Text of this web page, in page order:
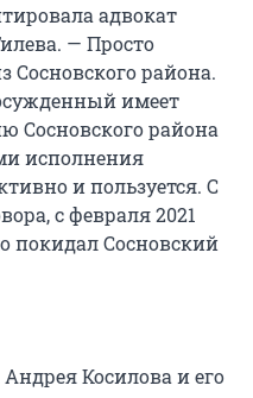
адвокат
— Просто
Сосновского района.
имеет
Сосновского района
исполнения
и пользуется. С
с февраля 2021
покидал Сосновский
Косилова и его